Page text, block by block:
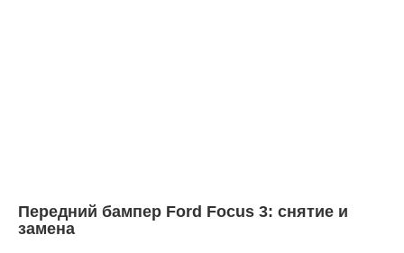
Передний бампер Ford Focus 3: снятие и
замена